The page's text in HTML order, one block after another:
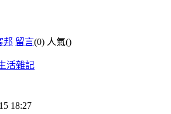
邦 留言(0) 人氣()
活雜記
18:27